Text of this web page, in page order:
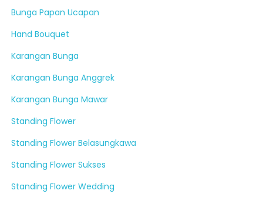
Bunga Papan Ucapan
Hand Bouquet
Karangan Bunga
Karangan Bunga Anggrek
Karangan Bunga Mawar
Standing Flower
Standing Flower Belasungkawa
Standing Flower Sukses
Standing Flower Wedding